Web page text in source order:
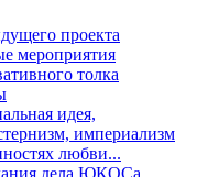
проекта
мероприятия
толка
идея,
империализм
любви...
дела ЮКОСа